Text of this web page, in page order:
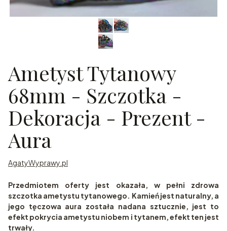
Ametyst Tytanowy
68mm - Szczotka -
Dekoracja - Prezent -
Aura
AgatyWyprawy.pl
Przedmiotem oferty jest okazała, w pełni zdrowa
szczotka ametystu tytanowego. Kamień jest naturalny, a
jego tęczowa aura została nadana sztucznie, jest to
efekt pokrycia ametystu niobem i tytanem, efekt ten jest
trwały.